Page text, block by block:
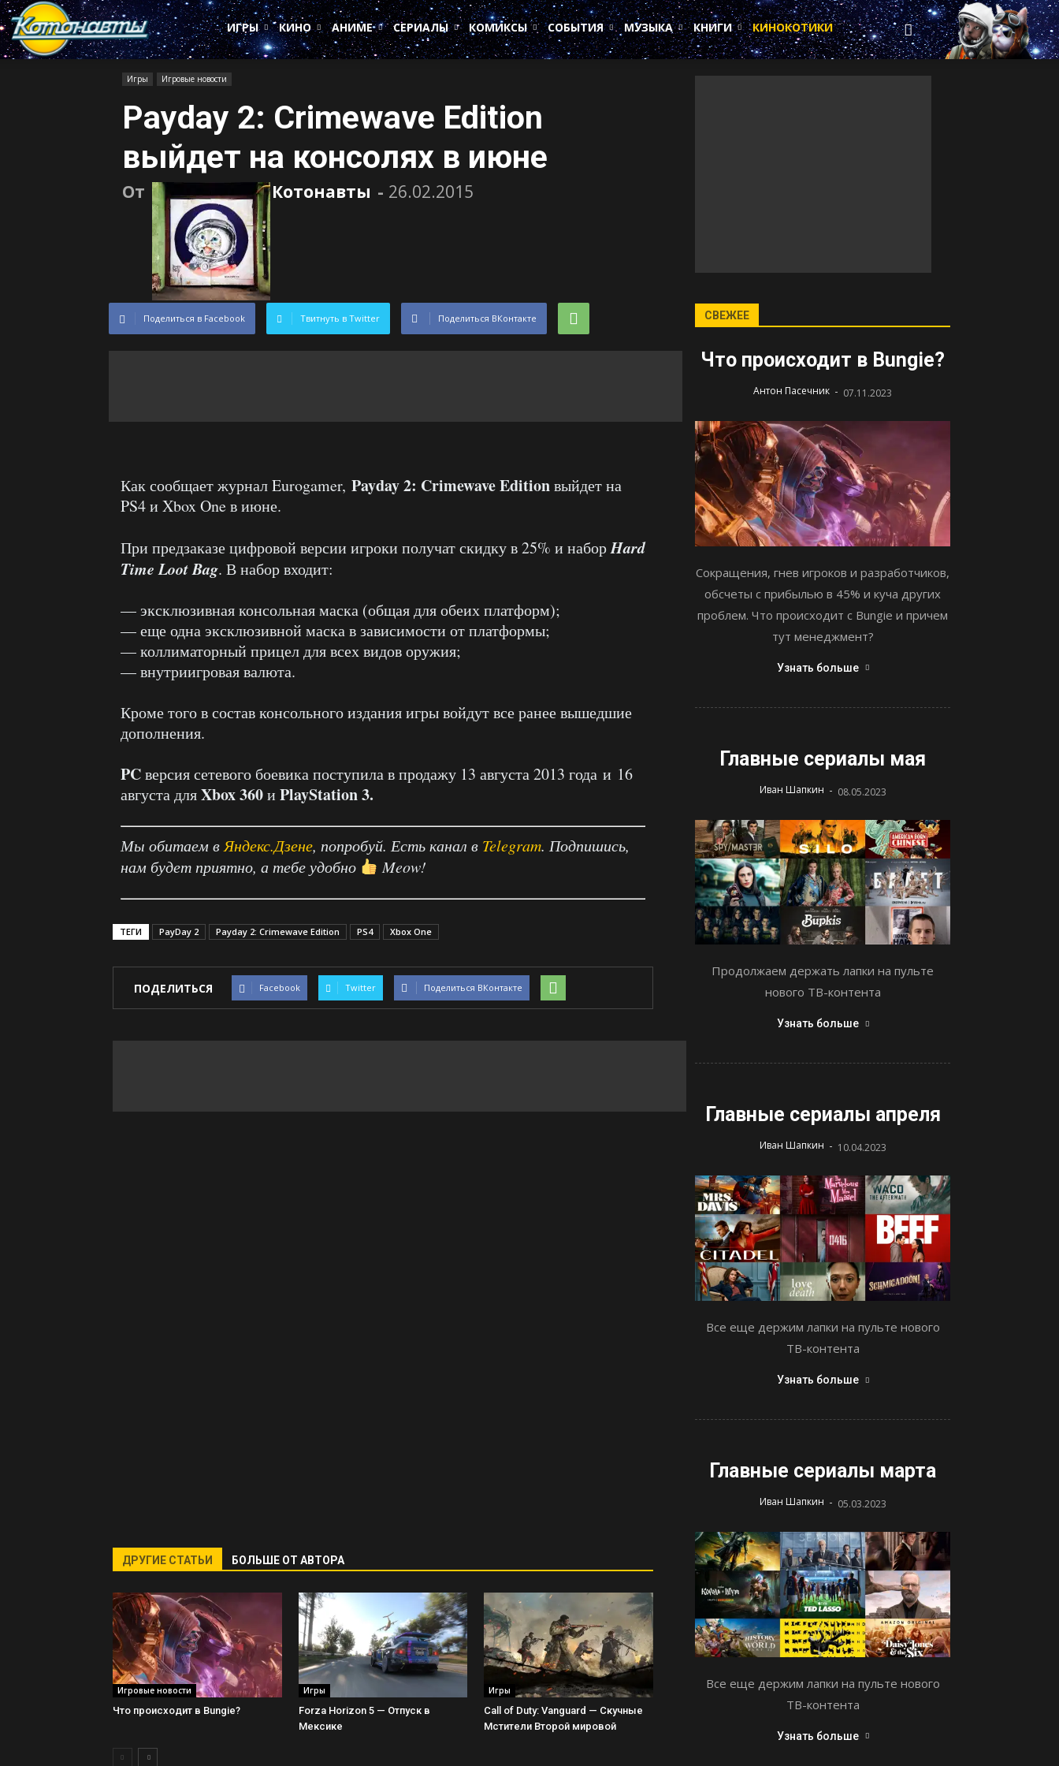
Котонавты
ИГРЫ
КИНО АНИМЕ СЕРИАЛЫ КОМИКСЫ СОБЫТИЯ МУЗЫКА КНИГИ КИНОКОТИКИ
Игры Игровые новости
Payday 2: Crimewave Edition
выйдет на консолях в июне
От Котонавты - 26.02.2015
Поделиться в Facebook Твитнуть в Twitter Поделиться ВКонтакте
Как сообщает журнал Eurogamer, Payday 2: Crimewave Editionвыйдет на
PS4 и Xbox One в июне.
При предзаказе цифровой версии игроки получат скидку в 25% и наборHard
Time Loot Bag. В набор входит:
— эксклюзивная консольная маска (общая для обеих платформ);
— еще одна эксклюзивной маска в зависимости от платформы;
— коллиматорный прицел для всех видов оружия;
— внутриигровая валюта.
Кроме того в состав консольного издания игры войдут все ранее вышедшие
дополнения.
PCверсия сетевого боевика поступила в продажу 13 августа 2013 года и 16
августа дляXbox 360и PlayStation 3.
Мы обитаем в Яндекс.Дзене, попробуй. Есть канал в Telegram. Подпишись,
нам будет приятно, а тебе удобно
Meow!
ТЕГИ PayDay 2 Payday 2: Crimewave Edition PS4 Xbox One
ПОДЕЛИТЬСЯ Facebook Twitter Поделиться ВКонтакте
ДРУГИЕ СТАТЬИ БОЛЬШЕ ОТ АВТОРА
Игровые новости
Что происходит в Bungie?
Игры
Forza Horizon 5 — Отпуск в
Мексике
Игры
Call of Duty: Vanguard — Скучные
Мстители Второй мировой
СВЕЖЕЕ
Что происходит в Bungie?
Антон Пасечник - 07.11.2023
Сокращения, гнев игроков и разработчиков,
обсчеты с прибылью в 45% и куча других
проблем. Что происходит с Bungie и причем
тут менеджмент?
Узнать больше
Главные сериалы мая
Иван Шапкин - 08.05.2023
Продолжаем держать лапки на пульте
нового ТВ-контента
Узнать больше
Главные сериалы апреля
Иван Шапкин - 10.04.2023
Все еще держим лапки на пульте нового
ТВ-контента
Узнать больше
Главные сериалы марта
Иван Шапкин - 05.03.2023
Все еще держим лапки на пульте нового
ТВ-контента
Узнать больше